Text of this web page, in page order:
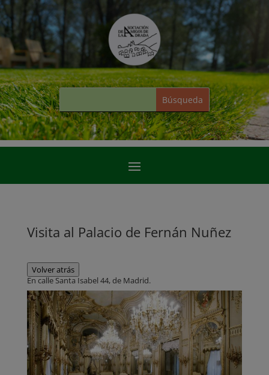
Visita al Palacio de Fernán Nuñez
Volver atrás
En calle Santa Isabel 44, de Madrid.